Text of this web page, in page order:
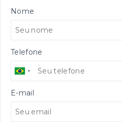
Nome
Telefone
E-mail